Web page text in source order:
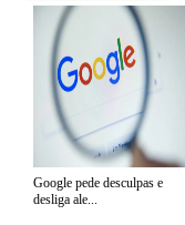
Google pede desculpas e
desliga ale...